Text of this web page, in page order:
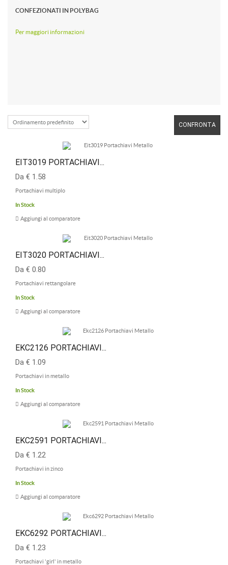
CONFEZIONATI IN POLYBAG
Per maggiori informazioni
CONFRONTA
EIT3019 PORTACHIAVI...
Da € 1.58
Portachiavi multiplo
In Stock
Aggiungi al comparatore
EIT3020 PORTACHIAVI...
Da € 0.80
Portachiavi rettangolare
In Stock
Aggiungi al comparatore
EKC2126 PORTACHIAVI...
Da € 1.09
Portachiavi in metallo
In Stock
Aggiungi al comparatore
EKC2591 PORTACHIAVI...
Da € 1.22
Portachiavi in zinco
In Stock
Aggiungi al comparatore
EKC6292 PORTACHIAVI...
Da € 1.23
Portachiavi 'girl' in metallo